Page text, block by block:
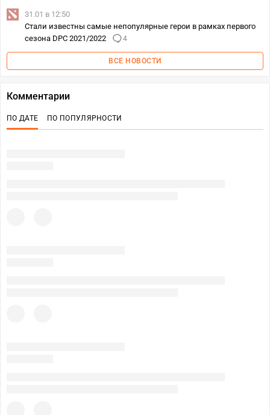
31.01 в 12:50
Стали известны самые непопулярные герои в рамках первого
сезона DPC 2021/2022
4
ВСЕ НОВОСТИ
Комментарии
ПО ДАТЕ ПО ПОПУЛЯРНОСТИ